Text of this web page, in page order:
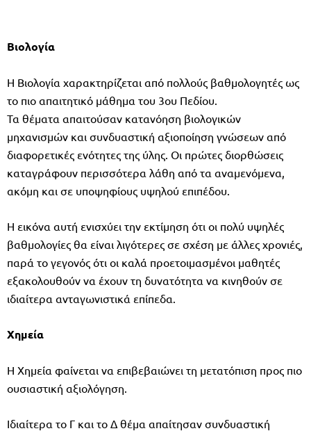
Βιολογία
Η Βιολογία χαρακτηρίζεται από πολλούς βαθμολογητές ως
το πιο απαιτητικό μάθημα του 3ου Πεδίου.
Τα θέματα απαιτούσαν κατανόηση βιολογικών
μηχανισμών και συνδυαστική αξιοποίηση γνώσεων από
διαφορετικές ενότητες της ύλης. Οι πρώτες διορθώσεις
καταγράφουν περισσότερα λάθη από τα αναμενόμενα,
ακόμη και σε υποψηφίους υψηλού επιπέδου.
Η εικόνα αυτή ενισχύει την εκτίμηση ότι οι πολύ υψηλές
βαθμολογίες θα είναι λιγότερες σε σχέση με άλλες χρονιές,
παρά το γεγονός ότι οι καλά προετοιμασμένοι μαθητές
εξακολουθούν να έχουν τη δυνατότητα να κινηθούν σε
ιδιαίτερα ανταγωνιστικά επίπεδα.
Χημεία
Η Χημεία φαίνεται να επιβεβαιώνει τη μετατόπιση προς πιο
ουσιαστική αξιολόγηση.
Ιδιαίτερα το Γ και το Δ θέμα απαίτησαν συνδυαστική